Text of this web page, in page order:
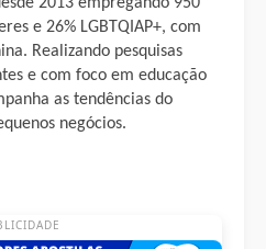
2013 empregando 950
e 26% LGBTQIAP+, com
Realizando pesquisas
e com foco em educação
as tendências do
negócios.